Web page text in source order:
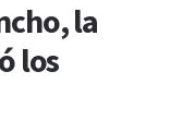
la
los